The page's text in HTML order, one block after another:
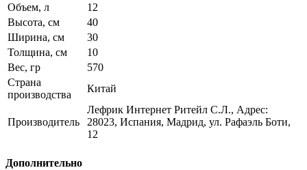
Объем, л
12
Высота, см
40
Ширина, см
30
Толщина, см
10
Вес, гр
570
Страна
производства
Китай
Производитель
Лефрик Интернет Ритейл С.Л., Адрес:
28023, Испания, Мадрид, ул. Рафаэль Боти,
12
Дополнительно